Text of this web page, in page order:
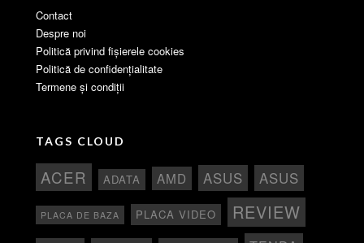
Contact
Despre noi
Politică privind fișierele cookies
Politică de confidențialitate
Termene și condiții
TAGS CLOUD
ACER ADATA AMD ASUS ASUS
PLACA DE BAZA PLACA VIDEO REVIEW